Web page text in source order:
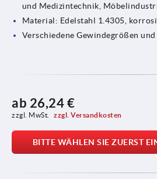
und Medizintechnik,
Material: Edelstahl 1.4305,
Verschiedene Gewindegrößen
ab 26,24 €
zzgl. MwSt. zzgl. Versandkosten
BITTE WÄHLEN SIE ZUERST